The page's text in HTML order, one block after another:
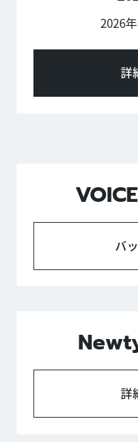
2026
詳
バ
詳